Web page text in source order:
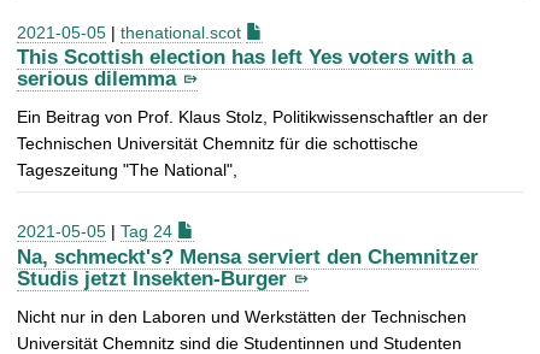
2021-05-05 | thenational.scot
This Scottish election has left Yes voters with a
serious dilemma
Ein Beitrag von Prof. Klaus Stolz, Politikwissenschaftler an der
Technischen Universität Chemnitz für die schottische
Tageszeitung "The National",
2021-05-05 | Tag 24
Na, schmeckt's? Mensa serviert den Chemnitzer
Studis jetzt Insekten-Burger
Nicht nur in den Laboren und Werkstätten der Technischen
Universität Chemnitz sind die Studentinnen und Studenten